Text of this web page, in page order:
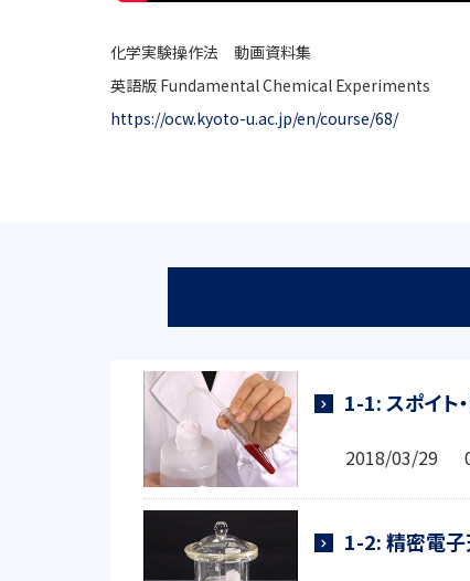
化学実験操作法 動画資料集
英語版 Fundamental Chemical Experiments
https://ocw.kyoto-u.ac.jp/en/course/68/
1-1: スポイト
2018/03/29
1-2: 精密電